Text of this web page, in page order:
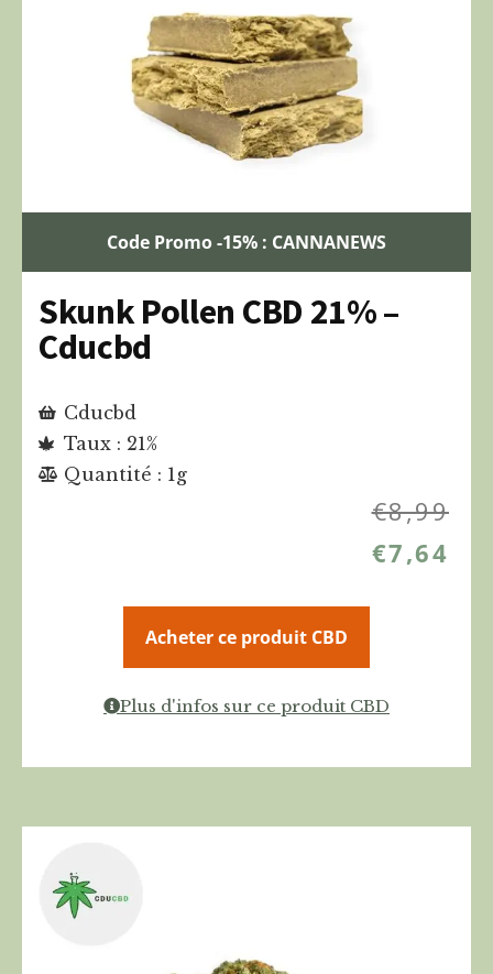
Code Promo -15% : CANNANEWS
Skunk Pollen CBD 21% –
Cducbd
Cducbd
Taux : 21%
Quantité : 1g
€8,99
€7,64
Acheter ce produit CBD
Plus d'infos sur ce produit CBD